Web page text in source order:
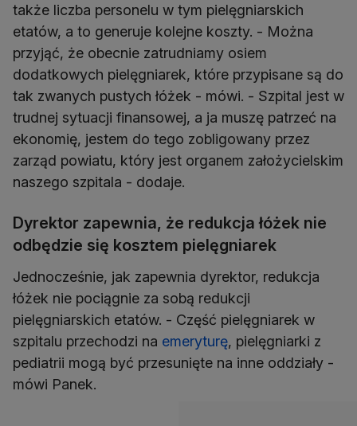
także liczba personelu w tym pielęgniarskich
etatów, a to generuje kolejne koszty. - Można
przyjąć, że obecnie zatrudniamy osiem
dodatkowych pielęgniarek, które przypisane są do
tak zwanych pustych łóżek - mówi. - Szpital jest w
trudnej sytuacji finansowej, a ja muszę patrzeć na
ekonomię, jestem do tego zobligowany przez
zarząd powiatu, który jest organem założycielskim
naszego szpitala - dodaje.
Dyrektor zapewnia, że redukcja łóżek nie
odbędzie się kosztem pielęgniarek
Jednocześnie, jak zapewnia dyrektor, redukcja
łóżek nie pociągnie za sobą redukcji
pielęgniarskich etatów. - Część pielęgniarek w
szpitalu przechodzi na emeryturę, pielęgniarki z
pediatrii mogą być przesunięte na inne oddziały -
mówi Panek.